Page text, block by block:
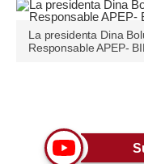
Inmobiliarias
Plus G
Pregunta de hoy
La presidenta Dina
Responsable APEP-